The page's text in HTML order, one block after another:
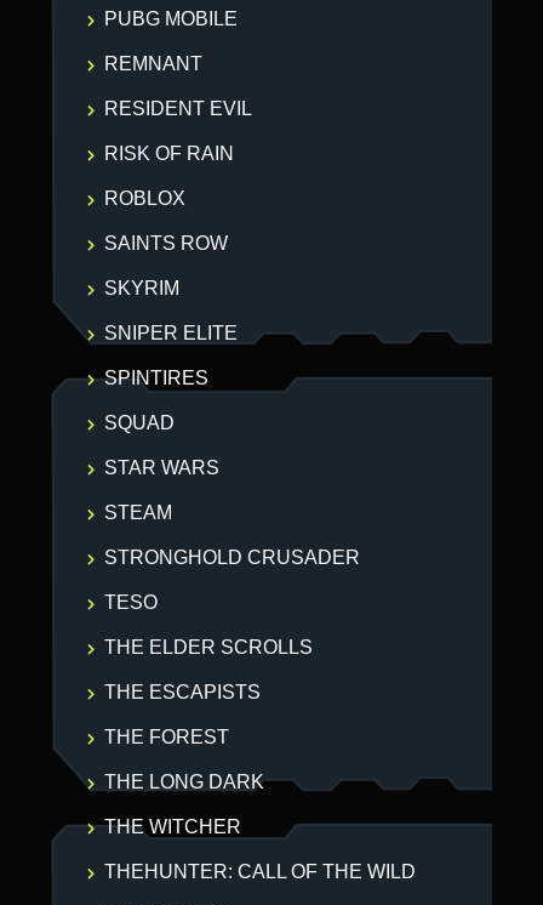
PUBG MOBILE
REMNANT
RESIDENT EVIL
RISK OF RAIN
ROBLOX
SAINTS ROW
SKYRIM
SNIPER ELITE
SPINTIRES
SQUAD
STAR WARS
STEAM
STRONGHOLD CRUSADER
TESO
THE ELDER SCROLLS
THE ESCAPISTS
THE FOREST
THE LONG DARK
THE WITCHER
THEHUNTER: CALL OF THE WILD